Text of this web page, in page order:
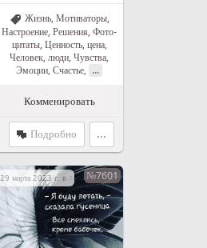
Жизнь, Мотиваторы,
Настроение, Решения, Фото-
цитаты, Ценность, цена,
Человек, люди, Чувства,
Эмоции, Счастье, ...
Комменировать
Подробно ...
29 марта 2023 г. в 17:03№7601